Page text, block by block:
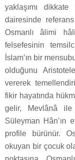
yaklaşımı
dairesinde
Osmanlı âlimi
felsefesinin
İslam’ın bir
olduğunu
vererek
fikir hayatında
gelir, Mevlânâ ile
Süleyman Hân’ın
profile bürünür.
okuyan bir çocuk